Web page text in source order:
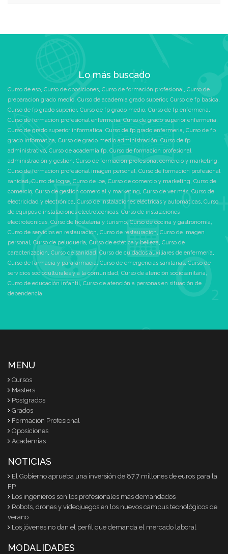
Lo más buscado
Curso de eso, Curso de oposiciones, Curso de formación profesional, Curso de
preparacion grado medio, Curso de academia grado superior, Curso de fp basica,
Curso de fp grado superior, Curso de fp grado medio, Curso de fp enfermeria,
Curso de formación profesional enfermeria,Curso de grado superior enfermeria,
Curso de grado superior informatica, Curso de fp grado enfermeria, Curso de fp
grado informatica, Curso de grado medio administración, Curso de fp
administrativo, Curso de academia fp, Curso de formacion profesional
administración y gestión, Curso de formacion profesional comercio y marketing,
Curso de formacion profesional imagen personal, Curso de formacion profesional
sanidad,Curso de logse, Curso de loe, Curso de comercio y marketing, Curso de
comercio, Curso de gestión comercial y marketing, Curso de ver más, Curso de
electricidad y electrónica, Curso de instalaciones eléctricas y automáticas, Curso
de equipos e instalaciones electrotécnicas, Curso de instalaciones
electrotécnicas, Curso de hostelería y turismo,Curso de cocina y gastronomía,
Curso de servicios en restauración, Curso de restauración, Curso de imagen
personal, Curso de peluquería, Curso de estética y belleza, Curso de
caracterización, Curso de sanidad, Curso de cuidados auxiliares de enfermería,
Curso de farmacia y parafarmacia,Curso de emergencias sanitarias,Curso de
servicios socioculturales y a la comunidad, Curso de atención sociosanitaria,
Curso de educación infantil, Curso de atención a personas en situación de
dependencia,
MENU
Cursos
Masters
Postgrados
Grados
Formación Profesional
Oposiciones
Academias
NOTICIAS
El Gobierno aprueba una inversión de 87,7 millones de euros para la
FP
Los ingenieros son los profesionales más demandados
Robots, drones y videojuegos en los nuevos campus tecnológicos de
verano
Los jóvenes no dan el perfil que demanda el mercado laboral
MODALIDADES